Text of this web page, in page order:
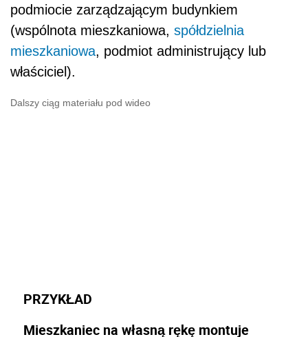
podmiocie zarządzającym budynkiem
(wspólnota mieszkaniowa, spółdzielnia
mieszkaniowa, podmiot administrujący lub
właściciel).
Dalszy ciąg materiału pod wideo
PRZYKŁAD
Mieszkaniec na własną rękę montuje